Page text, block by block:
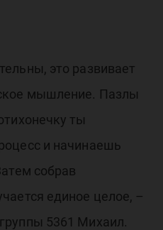
это развивает
мышление. Пазлы
ты
и начинаешь
собрав
единое целое, –
5361 Михаил.